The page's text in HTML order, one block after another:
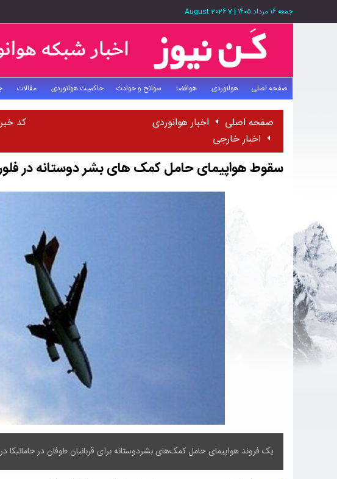
جمعه ۱۶ مرداد ۱۴۰۵ |
7 August 2026
صفحه اصلی هوانوردی هوافضا سوانح و حوادث حاکمیت هوانوردی مقالات
صفحه اصلی
اخبار هوانوردی
اخبار خارجی
کد خبر:
سقوط هواپیمای حامل کمک های بشر دوستانه در
یک فروند هواپیمای حامل کمک‌های بشردوستانه برای قربانیان طوفان در جامائیکا